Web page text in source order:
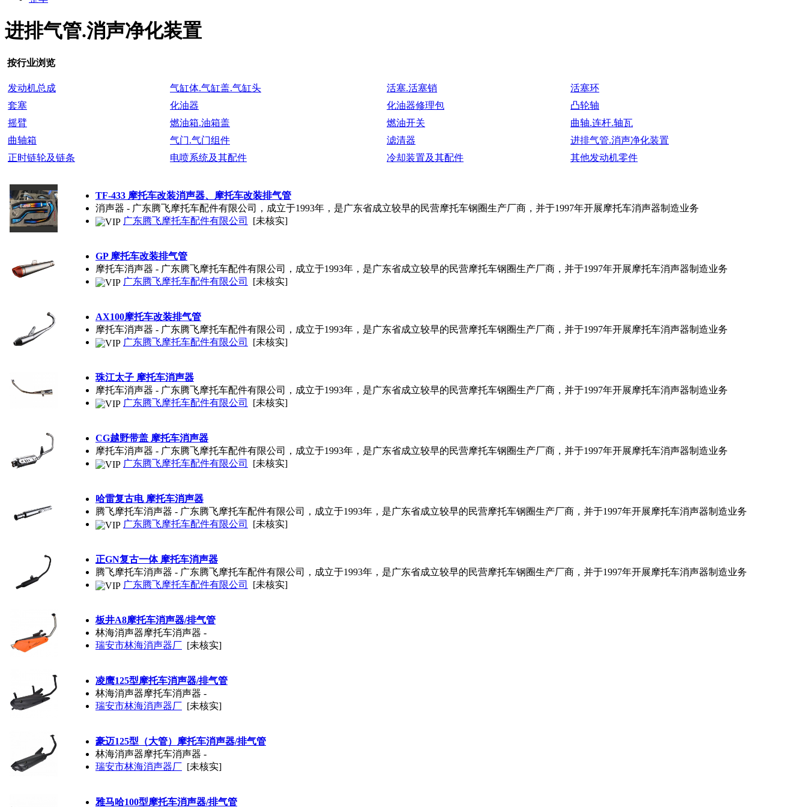
进排气管.消声净化装置
按行业浏览
发动机总成 气缸体.气缸盖.气缸头 活塞.活塞销
活塞环
套塞
化油器 化油器修理包
凸轮轴
摇臂
燃油箱.油箱盖 燃油开关
曲轴.连杆.轴瓦
曲轴箱
气门.气门组件 滤清器
进排气管.消声净化装置
正时链轮及链条
电喷系统及其配件 冷却装置及其配件 其他发动机零件
TF-433 摩托车改装消声器、摩托车改装排气管
消声器 - 广东腾飞摩托车配件有限公司，成立于1993年，是广东省成立较早的民营摩托车钢圈生产厂商，并于1997年开展摩托车消声器制造业务
广东腾飞摩托车配件有限公司
[未核实]
GP 摩托车改装排气管
摩托车消声器 - 广东腾飞摩托车配件有限公司，成立于1993年，是广东省成立较早的民营摩托车钢圈生产厂商，并于1997年开展摩托车消声器制造业务
广东腾飞摩托车配件有限公司
[未核实]
AX100摩托车改装排气管
摩托车消声器 - 广东腾飞摩托车配件有限公司，成立于1993年，是广东省成立较早的民营摩托车钢圈生产厂商，并于1997年开展摩托车消声器制造业务
广东腾飞摩托车配件有限公司
[未核实]
珠江太子 摩托车消声器
摩托车消声器 - 广东腾飞摩托车配件有限公司，成立于1993年，是广东省成立较早的民营摩托车钢圈生产厂商，并于1997年开展摩托车消声器制造业务
广东腾飞摩托车配件有限公司
[未核实]
CG越野带盖 摩托车消声器
摩托车消声器 - 广东腾飞摩托车配件有限公司，成立于1993年，是广东省成立较早的民营摩托车钢圈生产厂商，并于1997年开展摩托车消声器制造业务
广东腾飞摩托车配件有限公司
[未核实]
哈雷复古电 摩托车消声器
腾飞摩托车消声器 - 广东腾飞摩托车配件有限公司，成立于1993年，是广东省成立较早的民营摩托车钢圈生产厂商，并于1997年开展摩托车消声器制造业务
广东腾飞摩托车配件有限公司
[未核实]
正GN复古一体 摩托车消声器
腾飞摩托车消声器 - 广东腾飞摩托车配件有限公司，成立于1993年，是广东省成立较早的民营摩托车钢圈生产厂商，并于1997年开展摩托车消声器制造业务
广东腾飞摩托车配件有限公司
[未核实]
板井A8摩托车消声器/排气管
林海消声器摩托车消声器 -
瑞安市林海消声器厂 [未核实]
凌鹰125型摩托车消声器/排气管
林海消声器摩托车消声器 -
瑞安市林海消声器厂 [未核实]
豪迈125型（大管）摩托车消声器/排气管
林海消声器摩托车消声器 -
瑞安市林海消声器厂 [未核实]
雅马哈100型摩托车消声器/排气管